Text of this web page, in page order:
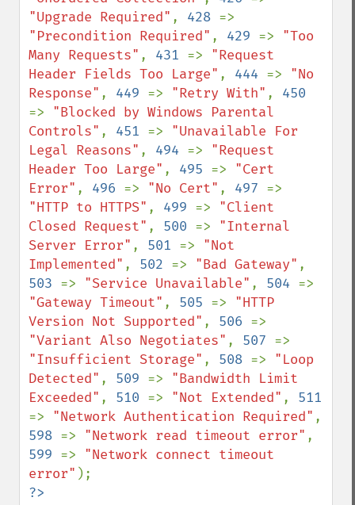
"Upgrade Required" , 428
"Precondition Required" , 429 => "Too
Many Requests" , 431 => "Request
Header Fields Too Large" , 444 => "No
Response" , 449 => "Retry With" ,
=> "Blocked by Windows Parental
Controls" , 451 => "Unavailable For
Legal Reasons" , 494 => "Request
Header Too Large" , 495 => "Cert
Error" , 496 => "No Cert" , 497
"HTTP to HTTPS" , 499 => "Client
Closed Request" , 500 => "Internal
Server Error" , 501 => "Not
Implemented" , 502 => "Bad Gateway"
503 => "Service Unavailable" , 504
"Gateway Timeout" , 505 => "HTTP
Version Not Supported" , 506
"Variant Also Negotiates" , 507
"Insufficient Storage" , 508 => "Loop
Detected" , 509 => "Bandwidth Limit
Exceeded" , 510 => "Not Extended" ,
=> "Network Authentication Required"
598 => "Network read timeout error"
599 => "Network connect timeout
error"